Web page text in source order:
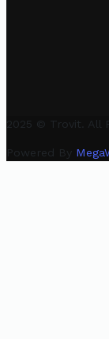
2025 © Trovit. All
Powered By